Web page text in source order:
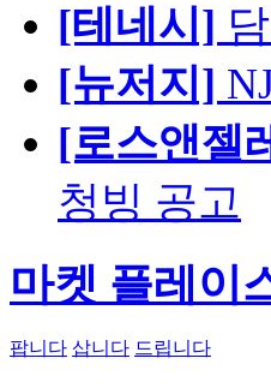
[테네시]
[뉴저지]
[로스앤젤
청빙 공고
마켓 플레이
팝니다 삽니다 드립니다